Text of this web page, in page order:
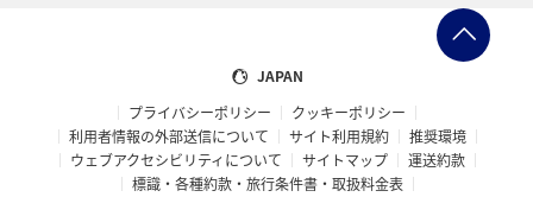
JAPAN
プライバシーポリシー
クッキーポリシー
利用者情報の外部送信について
サイト利用規約
推奨環境
ウェブアクセシビリティについて
サイトマップ
運送約款
標識・各種約款・旅行条件書・取扱料金表